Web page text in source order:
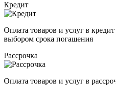
Кредит
Оплата товаров и услуг в
выбором срока погашения
Рассрочка
Оплата товаров и услуг в